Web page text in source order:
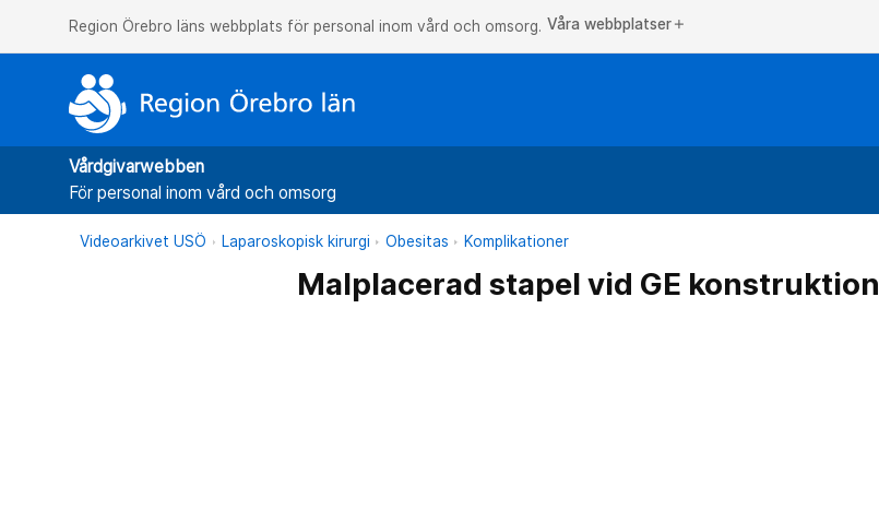
Region Örebro läns webbplats för personal inom vård och omsorg. Våra webbplatser add
Vårdgivarwebben
För personal inom vård och omsorg
Videoarkivet USÖ Laparoskopisk kirurgi Obesitas Komplikationer
Malplacerad stapel vid GE konstruktion